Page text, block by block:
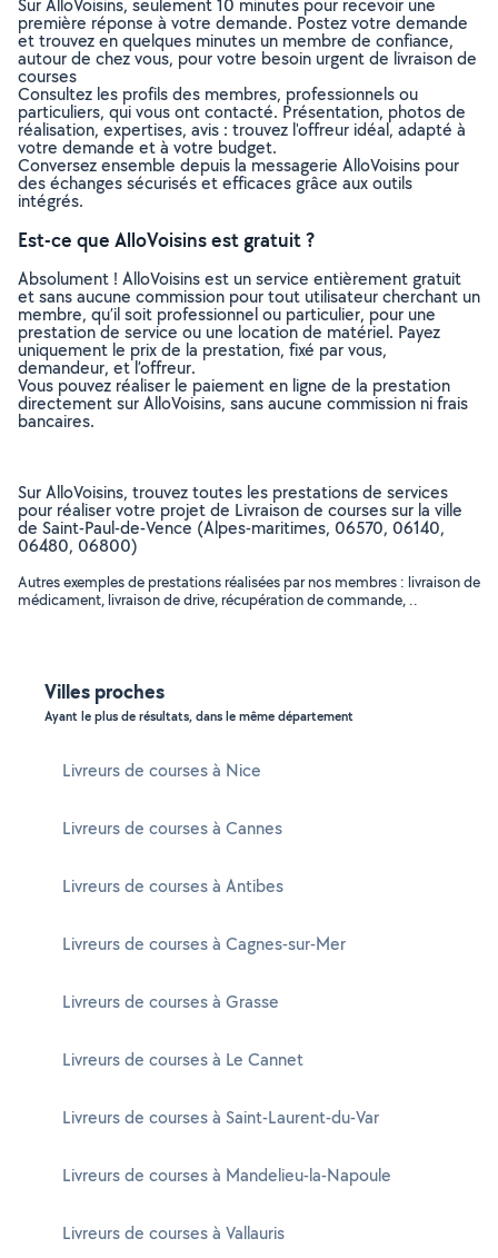
Sur AlloVoisins, seulement 10 minutes pour recevoir une
première réponse à votre demande. Postez votre demande
et trouvez en quelques minutes un membre de confiance,
autour de chez vous, pour votre besoin urgent de livraison de
courses
Consultez les profils des membres, professionnels ou
particuliers, qui vous ont contacté. Présentation, photos de
réalisation, expertises, avis : trouvez l'offreur idéal, adapté à
votre demande et à votre budget.
Conversez ensemble depuis la messagerie AlloVoisins pour
des échanges sécurisés et efficaces grâce aux outils
intégrés.
Est-ce que AlloVoisins est gratuit ?
Absolument ! AlloVoisins est un service entièrement gratuit
et sans aucune commission pour tout utilisateur cherchant un
membre, qu’il soit professionnel ou particulier, pour une
prestation de service ou une location de matériel. Payez
uniquement le prix de la prestation, fixé par vous,
demandeur, et l’offreur.
Vous pouvez réaliser le paiement en ligne de la prestation
directement sur AlloVoisins, sans aucune commission ni frais
bancaires.
Sur AlloVoisins, trouvez toutes les prestations de services
pour réaliser votre projet de Livraison de courses sur la ville
de Saint-Paul-de-Vence (Alpes-maritimes, 06570, 06140,
06480, 06800)
Autres exemples de prestations réalisées par nos membres : livraison de
médicament, livraison de drive, récupération de commande, ..
Villes proches
Ayant le plus de résultats, dans le même département
Livreurs de courses à Nice
Livreurs de courses à Cannes
Livreurs de courses à Antibes
Livreurs de courses à Cagnes-sur-Mer
Livreurs de courses à Grasse
Livreurs de courses à Le Cannet
Livreurs de courses à Saint-Laurent-du-Var
Livreurs de courses à Mandelieu-la-Napoule
Livreurs de courses à Vallauris